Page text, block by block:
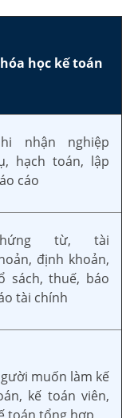
học kế toán
nhận nghiệp
hạch toán, lập
cáo
từ, tài
định khoản,
sách, thuế, báo
tài chính
muốn làm kế
kế toán viên,